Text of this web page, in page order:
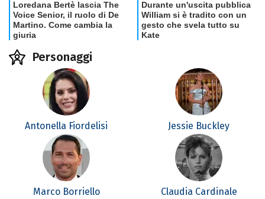
Personaggi
Antonella Fiordelisi Jessie Buckley
Marco Borriello Claudia Cardinale